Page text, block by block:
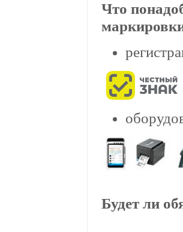
Что
Будет ли